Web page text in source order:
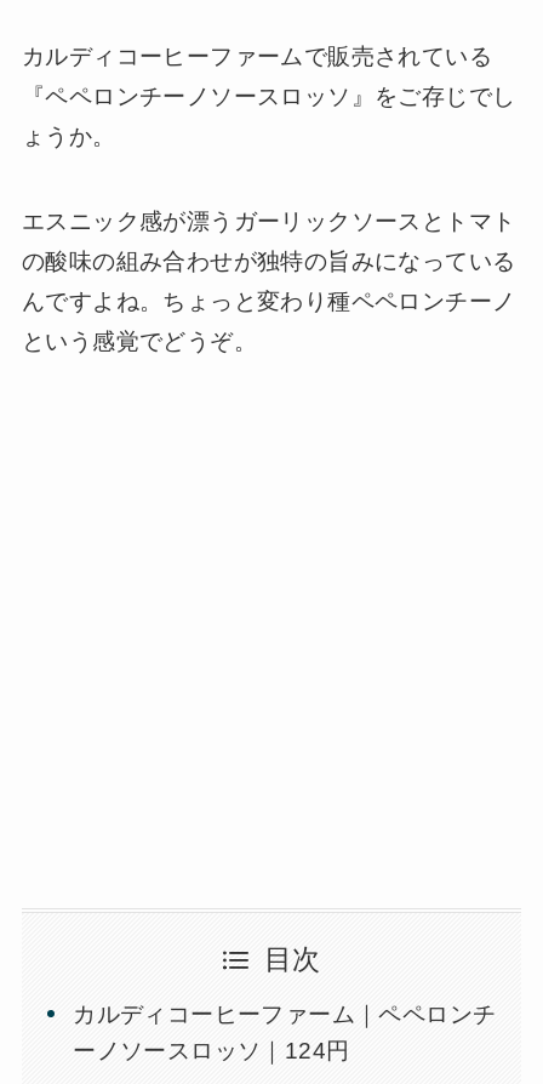
カルディコーヒーファームで販売されている
『ペペロンチーノソースロッソ』をご存じでし
ょうか。
エスニック感が漂うガーリックソースとトマト
の酸味の組み合わせが独特の旨みになっている
んですよね。ちょっと変わり種ペペロンチーノ
という感覚でどうぞ。
目次
カルディコーヒーファーム｜ペペロンチ
ーノソースロッソ｜124円